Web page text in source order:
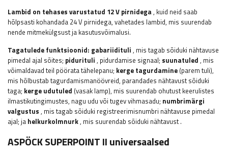
Lambid on tehases varustatud 12 V pirnidega, kuid neid saab
hõlpsasti kohandada 24 V pirnidega, vahetades lambid, mis suurendab
nende mitmekülgsust ja kasutusvõimalusi.
Tagatulede funktsioonid: gabariidituli , mis tagab sõiduki nähtavuse
pimedal ajal sõites; pidurituli , pidurdamise signaal; suunatuled , mis
võimaldavad teil pöörata tähelepanu; kerge tagurdamine (parem tuli),
mis hõlbustab tagurdamismanöövreid, parandades nähtavust sõiduki
taga; kerge udutuled (vasak lamp), mis suurendab ohutust keerulistes
ilmastikutingimustes, nagu udu või tugev vihmasadu; numbrimärgi
valgustus , mis tagab sõiduki registreerimisnumbri nähtavuse pimedal
ajal; ja helkurkolmnurk, mis suurendab sõiduki nähtavust.
ASPÖCK SUPERPOINT II universaalsed